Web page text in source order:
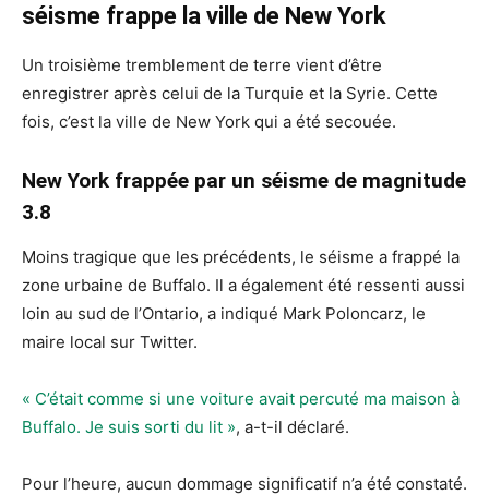
séisme frappe la ville de New York
Un troisième tremblement de terre vient d’être
enregistrer après celui de la Turquie et la Syrie. Cette
fois, c’est la ville de New York qui a été secouée.
New York frappée par un séisme de magnitude
3.8
Moins tragique que les précédents, le séisme a frappé la
zone urbaine de Buffalo. Il a également été ressenti aussi
loin au sud de l’Ontario, a indiqué Mark Poloncarz, le
maire local sur Twitter.
« C’était comme si une voiture avait percuté ma maison à
Buffalo. Je suis sorti du lit », a-t-il déclaré.
Pour l’heure, aucun dommage significatif n’a été constaté.